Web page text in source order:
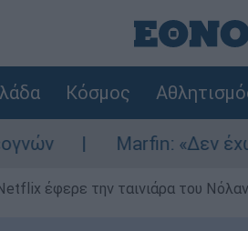
Κόσμος
«Δεν έχω καμία σχέση
έφερε την ταινιάρα του